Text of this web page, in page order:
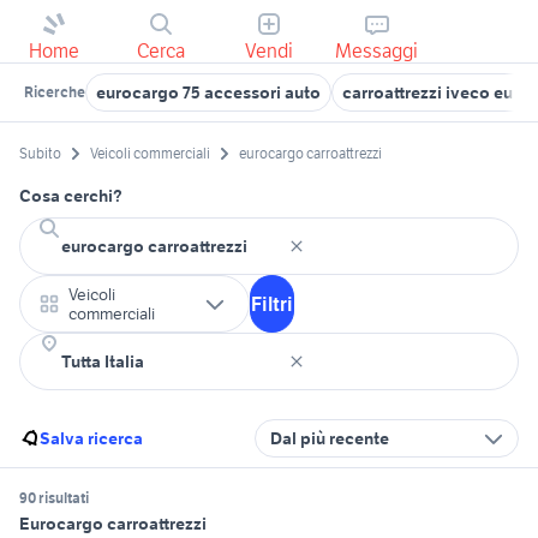
Home Cerca Vendi Messaggi
Ricerche eurocargo 75 accessori auto carroattrezzi iveco
Subito Veicoli commerciali eurocargo carroattrezzi
Cosa cerchi?
Veicoli
commerciali
Filtri
Salva ricerca Dal più recente
90 risultati
Eurocargo carroattrezzi